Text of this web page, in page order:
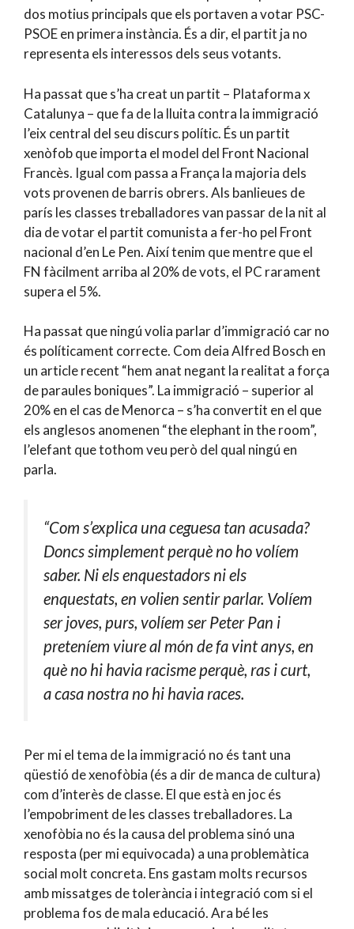
dos motius principals que els portaven a votar PSC-
PSOE en primera instància. És a dir, el partit ja no
representa els interessos dels seus votants.
Ha passat que s’ha creat un partit – Plataforma x
Catalunya – que fa de la lluita contra la immigració
l’eix central del seu discurs polític. És un partit
xenòfob que importa el model del Front Nacional
Francès. Igual com passa a França la majoria dels
vots provenen de barris obrers. Als banlieues de
parís les classes treballadores van passar de la nit al
dia de votar el partit comunista a fer-ho pel Front
nacional d’en Le Pen. Així tenim que mentre que el
FN fàcilment arriba al 20% de vots, el PC rarament
supera el 5%.
Ha passat que ningú volia parlar d’immigració car no
és políticament correcte. Com deia Alfred Bosch en
un article recent “hem anat negant la realitat a força
de paraules boniques”. La immigració – superior al
20% en el cas de Menorca – s’ha convertit en el que
els anglesos anomenen “the elephant in the room”,
l’elefant que tothom veu però del qual ningú en
parla.
“Com s’explica una ceguesa tan acusada?
Doncs simplement perquè no ho volíem
saber. Ni els enquestadors ni els
enquestats, en volien sentir parlar. Volíem
ser joves, purs, volíem ser Peter Pan i
preteníem viure al món de fa vint anys, en
què no hi havia racisme perquè, ras i curt,
a casa nostra no hi havia races.
Per mi el tema de la immigració no és tant una
qüestió de xenofòbia (és a dir de manca de cultura)
com d’interès de classe. El que està en joc és
l’empobriment de les classes treballadores. La
xenofòbia no és la causa del problema sinó una
resposta (per mi equivocada) a una problemàtica
social molt concreta. Ens gastam molts recursos
amb missatges de tolerància i integració com si el
problema fos de mala educació. Ara bé les